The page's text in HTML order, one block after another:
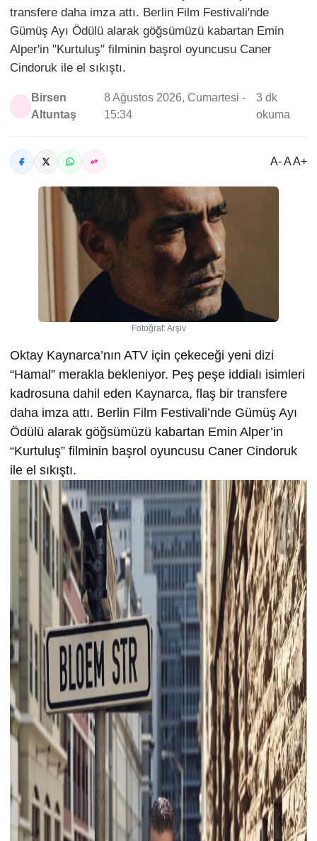
transfere daha imza attı. Berlin Film Festivali'nde
Gümüş Ayı Ödülü alarak göğsümüzü kabartan Emin
Alper'in "Kurtuluş" filminin başrol oyuncusu Caner
Cindoruk ile el sıkıştı.
Birsen
Altuntaş
8 Ağustos 2026, Cumartesi -
15:34
3 dk
okuma
A- A A+
Fotoğraf: Arşiv
Oktay Kaynarca’nın ATV için çekeceği yeni dizi
“Hamal” merakla bekleniyor. Peş peşe iddialı isimleri
kadrosuna dahil eden Kaynarca, flaş bir transfere
daha imza attı. Berlin Film Festivali’nde Gümüş Ayı
Ödülü alarak göğsümüzü kabartan Emin Alper’in
“Kurtuluş” filminin başrol oyuncusu Caner Cindoruk
ile el sıkıştı.